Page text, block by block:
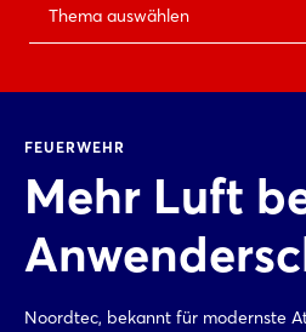
Thema auswählen
FEUERWEHR
Mehr Luft
Noordtec, bekannt für modernste